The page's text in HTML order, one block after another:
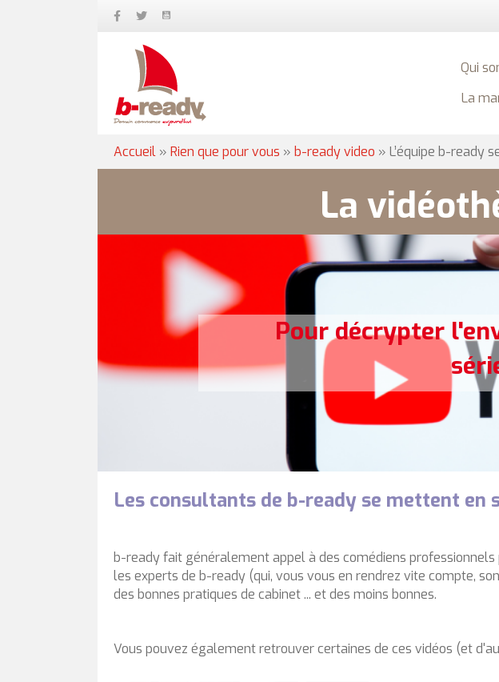
Qui
La
Accueil » Rien que pour vous » b-ready video » L’équipe b-ready
La
Pour décrypter
Les consultants de b-ready se mettent en
b-ready fait généralement appel à des comédiens
les experts de b-ready (qui, vous vous en rendrez vite compte,
des bonnes pratiques de cabinet ... et des moins bonnes.
Vous pouvez également retrouver certaines de ces vidéos (et